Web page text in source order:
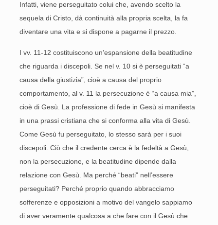
Infatti, viene perseguitato colui che, avendo scelto la
sequela di Cristo, dà continuità alla propria scelta, la fa
diventare una vita e si dispone a pagarne il prezzo.
I vv. 11-12 costituiscono un’espansione della beatitudine
che riguarda i discepoli. Se nel v. 10 si è perseguitati “a
causa della giustizia”, cioè a causa del proprio
comportamento, al v. 11 la persecuzione è “a causa mia”,
cioè di Gesù. La professione di fede in Gesù si manifesta
in una prassi cristiana che si conforma alla vita di Gesù.
Come Gesù fu perseguitato, lo stesso sarà per i suoi
discepoli. Ciò che il credente cerca è la fedeltà a Gesù,
non la persecuzione, e la beatitudine dipende dalla
relazione con Gesù. Ma perché “beati” nell’essere
perseguitati? Perché proprio quando abbracciamo
sofferenze e opposizioni a motivo del vangelo sappiamo
di aver veramente qualcosa a che fare con il Gesù che